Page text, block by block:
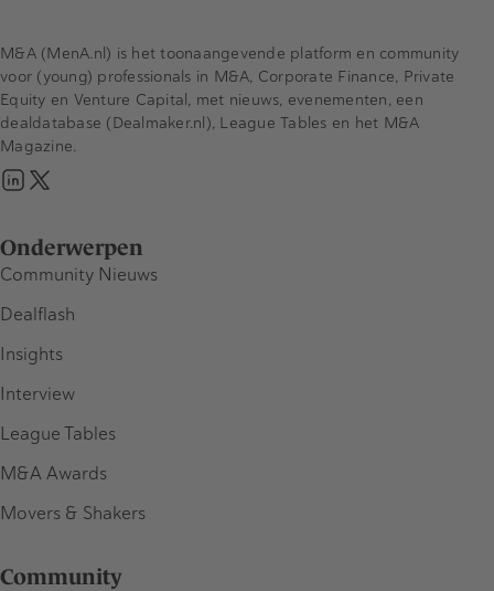
Onderwerpen
Community Nieuws
Dealflash
Insights
Interview
League Tables
M&A Awards
Movers & Shakers
Community
M&A (MenA.nl) is het toonaangevende platform en community
voor (young) professionals in M&A, Corporate Finance, Private
Equity en Venture Capital, met nieuws, evenementen, een
dealdatabase (Dealmaker.nl), League Tables en het M&A
Magazine.